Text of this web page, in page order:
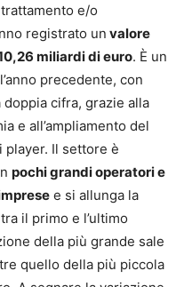
e/o
registrato un valore
miliardi di euro. È un
precedente, con
cifra, grazie alla
e all’ampliamento del
Il settore è
pochi grandi operatori e
e si allunga la
il primo e l’ultimo
della più grande sale
quello della più piccola